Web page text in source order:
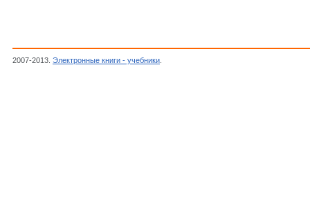
2007-2013. Электронные книги - учебники